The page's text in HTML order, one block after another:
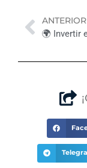
Previo
ANTERIOR